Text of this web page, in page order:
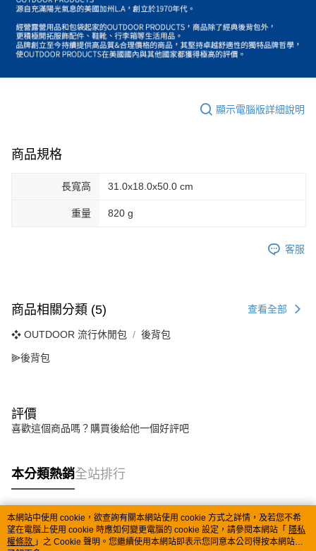
顯示電腦版詳細說明
商品規格
長寬高 31.0x18.0x50.0 cm
重量 820 g
客服
商品相關分類 (5) 查看全部
❖ OUTDOOR 流行休閒包 後背包
⫸後背包
評價
喜歡這個商品嗎？購買後給他一個好評吧
本分類熱銷全站排行
熱門標籤
本網站中使用 cookie，欲查詢有關本網站使用 cookie 方式之詳情，及若您不希
望在電腦上使用 cookie 時應如何變更電腦的 cookie 設定，請參閱本網站「 隱私
權條款 」之 Cookie 聲明。您繼續使用本網站即表示您同意本公司得按本網站使